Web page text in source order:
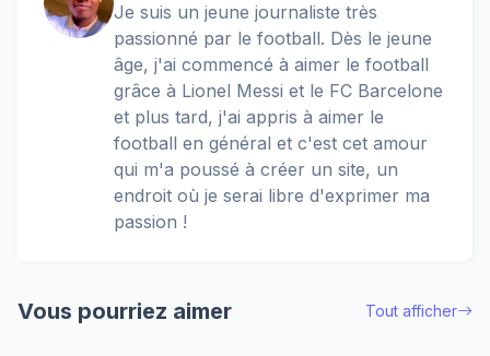
Je suis un jeune journaliste très
passionné par le football. Dès le jeune
âge, j'ai commencé à aimer le football
grâce à Lionel Messi et le FC Barcelone
et plus tard, j'ai appris à aimer le
football en général et c'est cet amour
qui m'a poussé à créer un site, un
endroit où je serai libre d'exprimer ma
passion !
Vous pourriez aimer Tout afficher